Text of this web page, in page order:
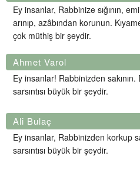
Ey insanlar, Rabbinize sığının,
arınıp, azâbından korunun.
çok müthiş bir şeydir.
Ahmet Varol
Ey insanlar! Rabbinizden
sarsıntısı büyük bir şeydir.
Ali Bulaç
Ey insanlar, Rabbinizden korkup
sarsıntısı büyük bir şeydir.